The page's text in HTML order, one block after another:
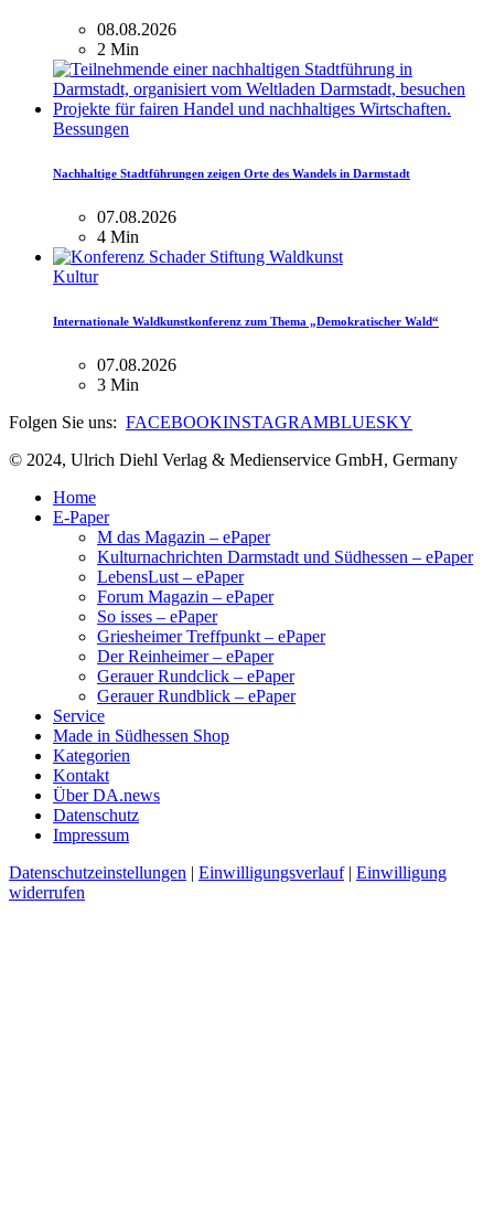
08.08.2026
2 Min
Bessungen
Nachhaltige Stadtführungen zeigen Orte des Wandels in Darmstadt
07.08.2026
4 Min
Kultur
Internationale Waldkunstkonferenz zum Thema „Demokratischer Wald“
07.08.2026
3 Min
Folgen Sie uns: FACEBOOKINSTAGRAMBLUESKY
© 2024, Ulrich Diehl Verlag & Medienservice GmbH, Germany
Home
E-Paper
M das Magazin – ePaper
Kulturnachrichten Darmstadt und Südhessen – ePaper
LebensLust – ePaper
Forum Magazin – ePaper
So isses – ePaper
Griesheimer Treffpunkt – ePaper
Der Reinheimer – ePaper
Gerauer Rundclick – ePaper
Gerauer Rundblick – ePaper
Service
Made in Südhessen Shop
Kategorien
Kontakt
Über DA.news
Datenschutz
Impressum
Datenschutzeinstellungen | Einwilligungsverlauf| Einwilligung
widerrufen